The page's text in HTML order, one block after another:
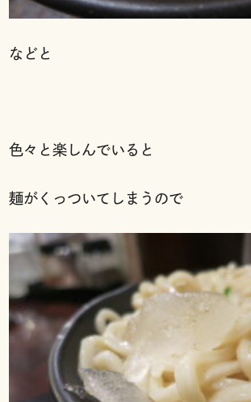
などと
色々と楽しんでいると
麺がくっついてしまうので